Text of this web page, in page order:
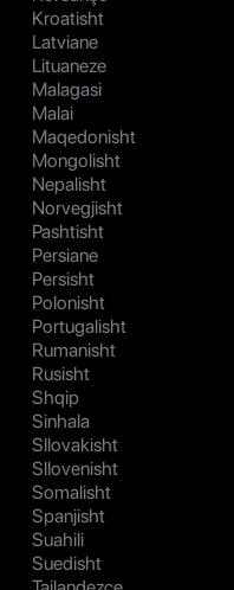
Kroatisht
Latviane
Lituaneze
Malagasi
Malai
Maqedonisht
Mongolisht
Nepalisht
Norvegjisht
Pashtisht
Persiane
Persisht
Polonisht
Portugalisht
Rumanisht
Rusisht
Shqip
Sinhala
Sllovakisht
Sllovenisht
Somalisht
Spanjisht
Suahili
Suedisht